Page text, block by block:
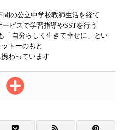
間の公立中学校教師生活を経て
ビスで学習指導やSSTを行う
「自分らしく生きて幸せに」とい
ットーのもと
わっています